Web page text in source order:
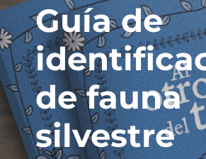
Guía de
de fauna
silvestre